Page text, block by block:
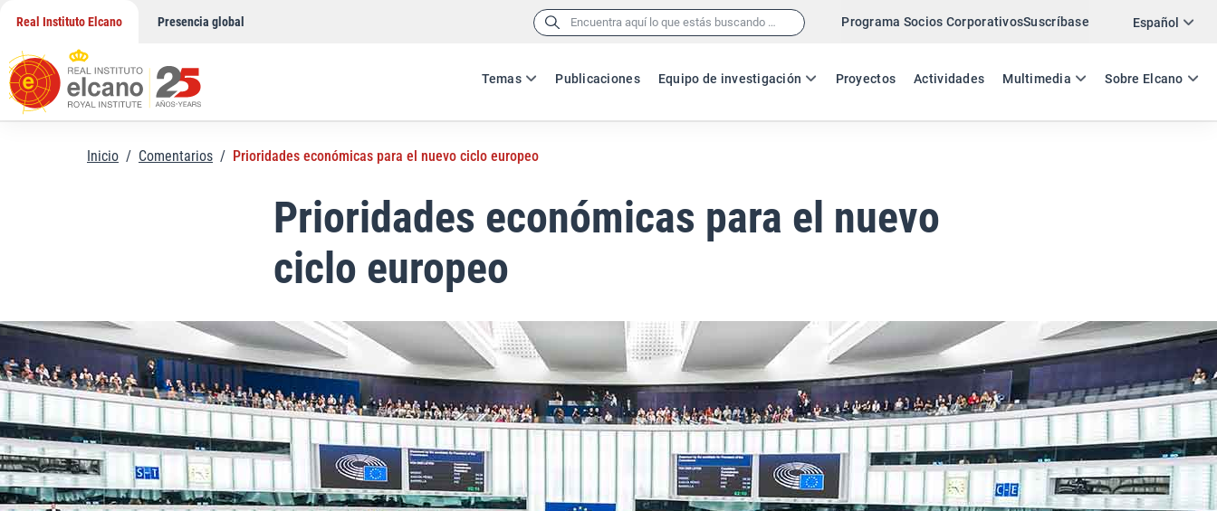
contenido
Real Instituto Elcano Presencia global Buscar: Programa Socios CorporativosSuscríbase Español
ES EN
Temas Publicaciones Equipo de investigación Proyectos Actividades Multimedia Sobre Elcano
Twitter
Inicio / Comentarios / Prioridades económicas para el nuevo ciclo europeo
Prioridades económicas para el nuevo
ciclo europeo